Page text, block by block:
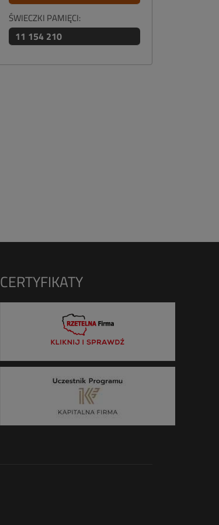
ŚWIECZKI PAMIĘCI:
11 154 210
CERTYFIKATY